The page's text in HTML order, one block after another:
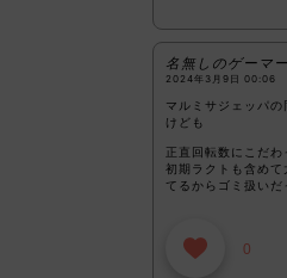
名無しのゲーマ
2024年3月9日 00:06
マルミサジェッパ
けども
正直回転数にこだ
初期ラクトも含め
てるからゴミ扱いだ
0